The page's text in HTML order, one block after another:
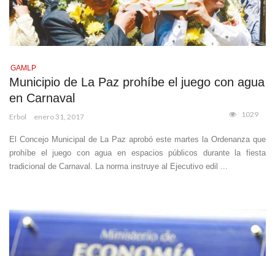
GAMLP
Municipio de La Paz prohíbe el juego con agua
en Carnaval
Erbol enero 31, 2017 1029
El Concejo Municipal de La Paz aprobó este martes la Ordenanza que
prohíbe el juego con agua en espacios públicos durante la fiesta
tradicional de Carnaval. La norma instruye al Ejecutivo edil ...